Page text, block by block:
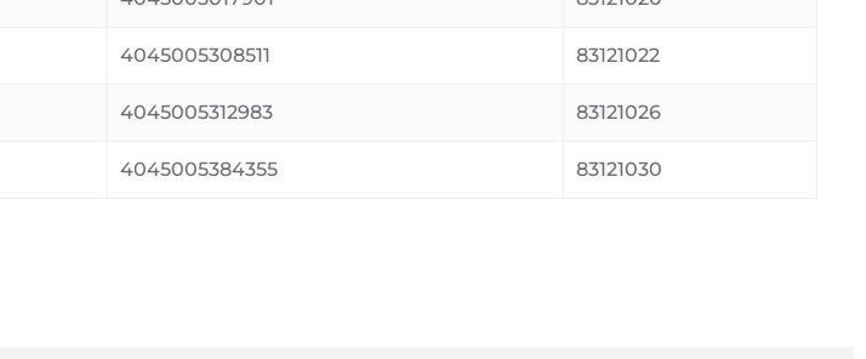
4045005308511 83121022
4045005312983 83121026
4045005384355 83121030